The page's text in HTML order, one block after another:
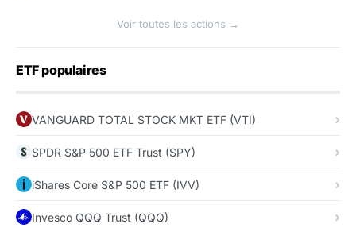
Voir toutes les actions →
ETF populaires
VANGUARD TOTAL STOCK MKT ETF (VTI)
SPDR S&P 500 ETF Trust (SPY)
iShares Core S&P 500 ETF (IVV)
Invesco QQQ Trust (QQQ)